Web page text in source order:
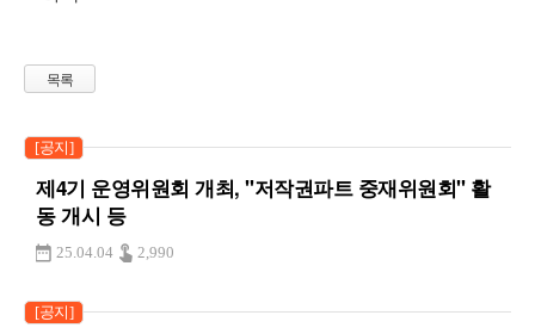
목록
[공지]
제4기 운영위원회 개최, "저작권파트 중재위원회" 활
동 개시 등
25.04.04 2,990
[공지]